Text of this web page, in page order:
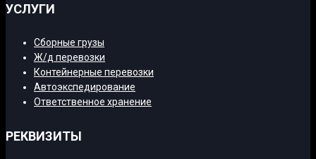
УСЛУГИ
Сборные грузы
Ж/д перевозки
Контейнерные перевозки
Автоэкспедирование
Ответственное хранение
РЕКВИЗИТЫ